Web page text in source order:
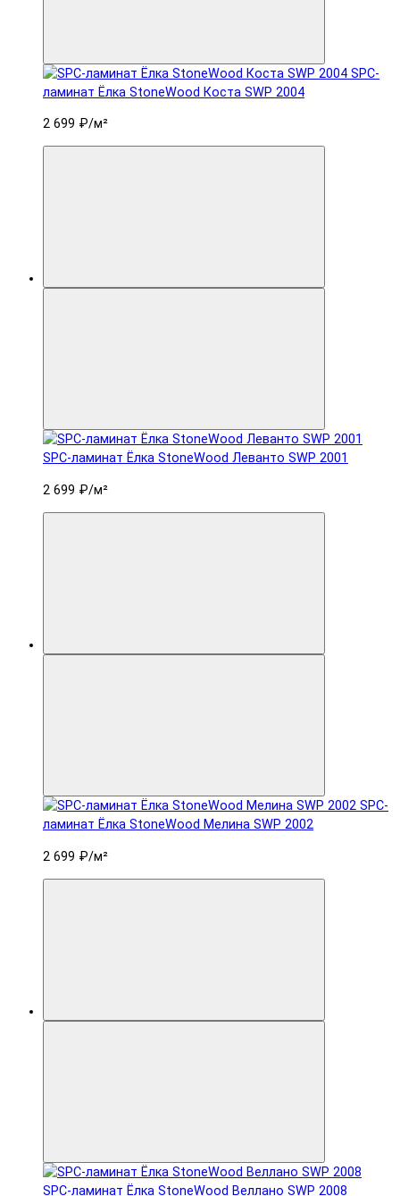
SPC-
ламинат Ëлка StoneWood Коста SWP 2004
2 699 ₽/м²
SPC-ламинат Ëлка StoneWood Леванто SWP 2001
2 699 ₽/м²
SPC-
ламинат Ëлка StoneWood Мелина SWP 2002
2 699 ₽/м²
SPC-ламинат Ëлка StoneWood Веллано SWP 2008